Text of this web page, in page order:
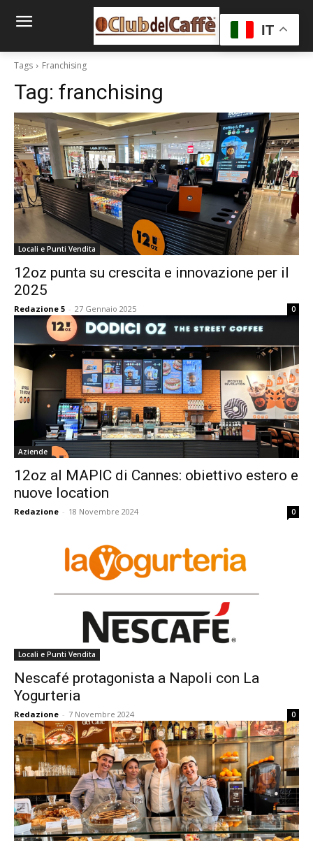
Tags Franchising
Tag: franchising
Locali e Punti Vendita
12oz punta su crescita e innovazione per il
2025
Redazione 5 - 27 Gennaio 2025 0
Aziende
12oz al MAPIC di Cannes: obiettivo estero e
nuove location
Redazione - 18 Novembre 2024 0
Locali e Punti Vendita
Nescafé protagonista a Napoli con La
Yogurteria
Redazione - 7 Novembre 2024 0
IT